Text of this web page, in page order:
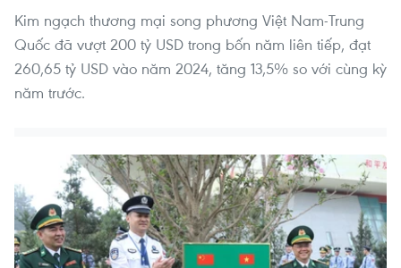
Kim ngạch thương mại song phương Việt Nam-Trung
Quốc đã vượt 200 tỷ USD trong bốn năm liên tiếp, đạt
260,65 tỷ USD vào năm 2024, tăng 13,5% so với cùng kỳ
năm trước.